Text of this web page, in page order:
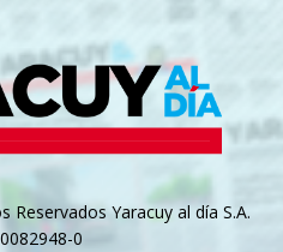
Yaracuy al día S.A.
0